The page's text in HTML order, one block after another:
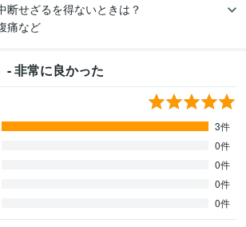
断せざるを得ないときは？
痛など
- 非常に良かった
3件
0件
0件
0件
0件